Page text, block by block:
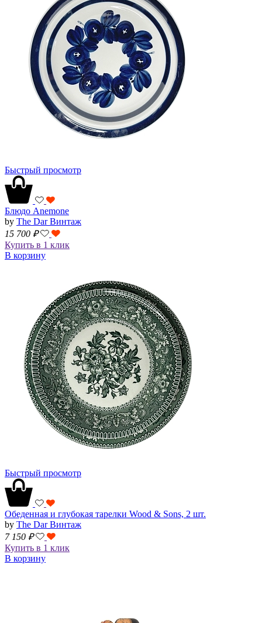
Быстрый просмотр
Блюдо Anemone
by The Dar Винтаж
15 700 ₽
Купить в 1 клик
В корзину
Быстрый просмотр
Обеденная и глубокая тарелки Wood & Sons, 2 шт.
by The Dar Винтаж
7 150 ₽
Купить в 1 клик
В корзину